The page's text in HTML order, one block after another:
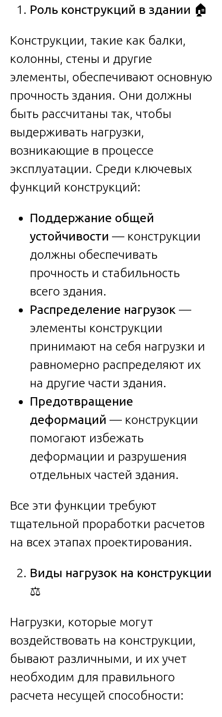
Роль конструкций в здании 🏠
Конструкции, такие как балки,
колонны, стены и другие
элементы, обеспечивают основную
прочность здания. Они должны
быть рассчитаны так, чтобы
выдерживать нагрузки,
возникающие в процессе
эксплуатации. Среди ключевых
функций конструкций:
Поддержание общей
устойчивости — конструкции
должны обеспечивать
прочность и стабильность
всего здания.
Распределение нагрузок —
элементы конструкции
принимают на себя нагрузки и
равномерно распределяют их
на другие части здания.
Предотвращение
деформаций — конструкции
помогают избежать
деформации и разрушения
отдельных частей здания.
Все эти функции требуют
тщательной проработки расчетов
на всех этапах проектирования.
Виды нагрузок на конструкции
⚖️
Нагрузки, которые могут
воздействовать на конструкции,
бывают различными, и их учет
необходим для правильного
расчета несущей способности: